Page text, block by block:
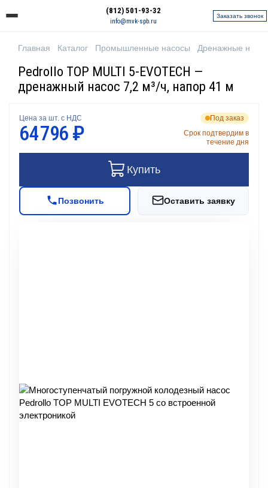
(812) 501-93-32
info@mvk-spb.ru
Заказать звонок
Главная Каталог Промышленные насосы Дренажные
Pedrollo TOP MULTI 5-EVOTECH —
дренажный насос 7,2 м³/ч, напор 41 м
Цена за шт. с НДС
64 796 ₽
Под заказ
Срок подтвердим в
течение дня
Купить
Позвонить Оставить заявку